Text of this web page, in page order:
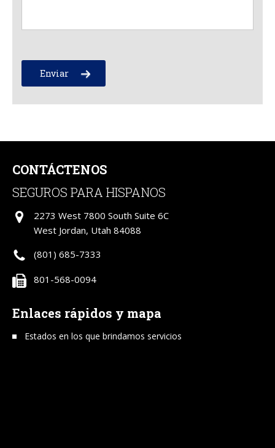
Please leave this field empty.
CONTÁCTENOS
SEGUROS PARA HISPANOS
2273 West 7800 South Suite 6C
West Jordan, Utah 84088
(801) 685-7333
801-568-0094
Enlaces rápidos y mapa
Estados en los que brindamos servicios